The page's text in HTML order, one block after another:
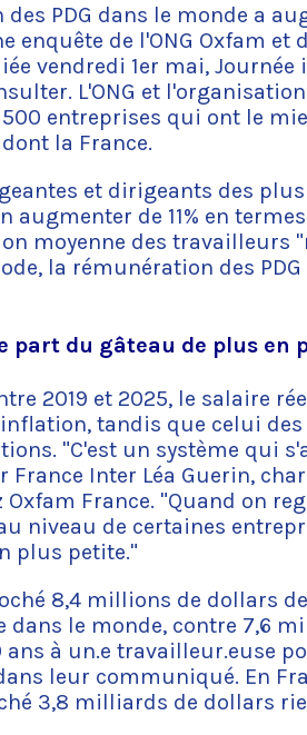
PDG dans le monde a
enquête de l'ONG Oxfam et
vendredi 1er mai,
L'ONG et
entreprises qui ont le
la France.
et dirigeants des
de 11% en
moyenne des travailleurs
la rémunération des
part du gâteau de plus en
2019 et 2025, le salaire
tandis que celui des
"C'est un système qui
France Inter Léa Guerin,
France. "Quand on
niveau de certaines
plus petite."
8,4 millions de dollars
dans le monde, contre 7,6
à un.e travailleur.euse
leur communiqué. En
3,8 milliards de dollars